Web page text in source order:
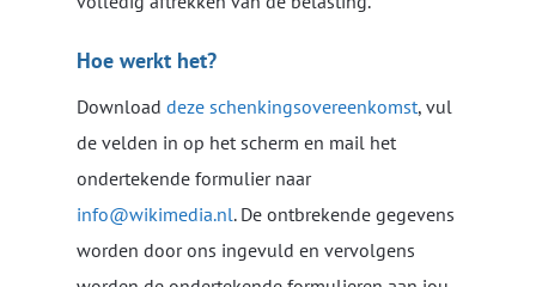
Hoe werkt het?
Downloaddeze schenkingsovereenkomst, vul
de velden in op het scherm en mail het
ondertekende formulier naar
info@wikimedia.nl. De ontbrekende gegevens
worden door ons ingevuld en vervolgens